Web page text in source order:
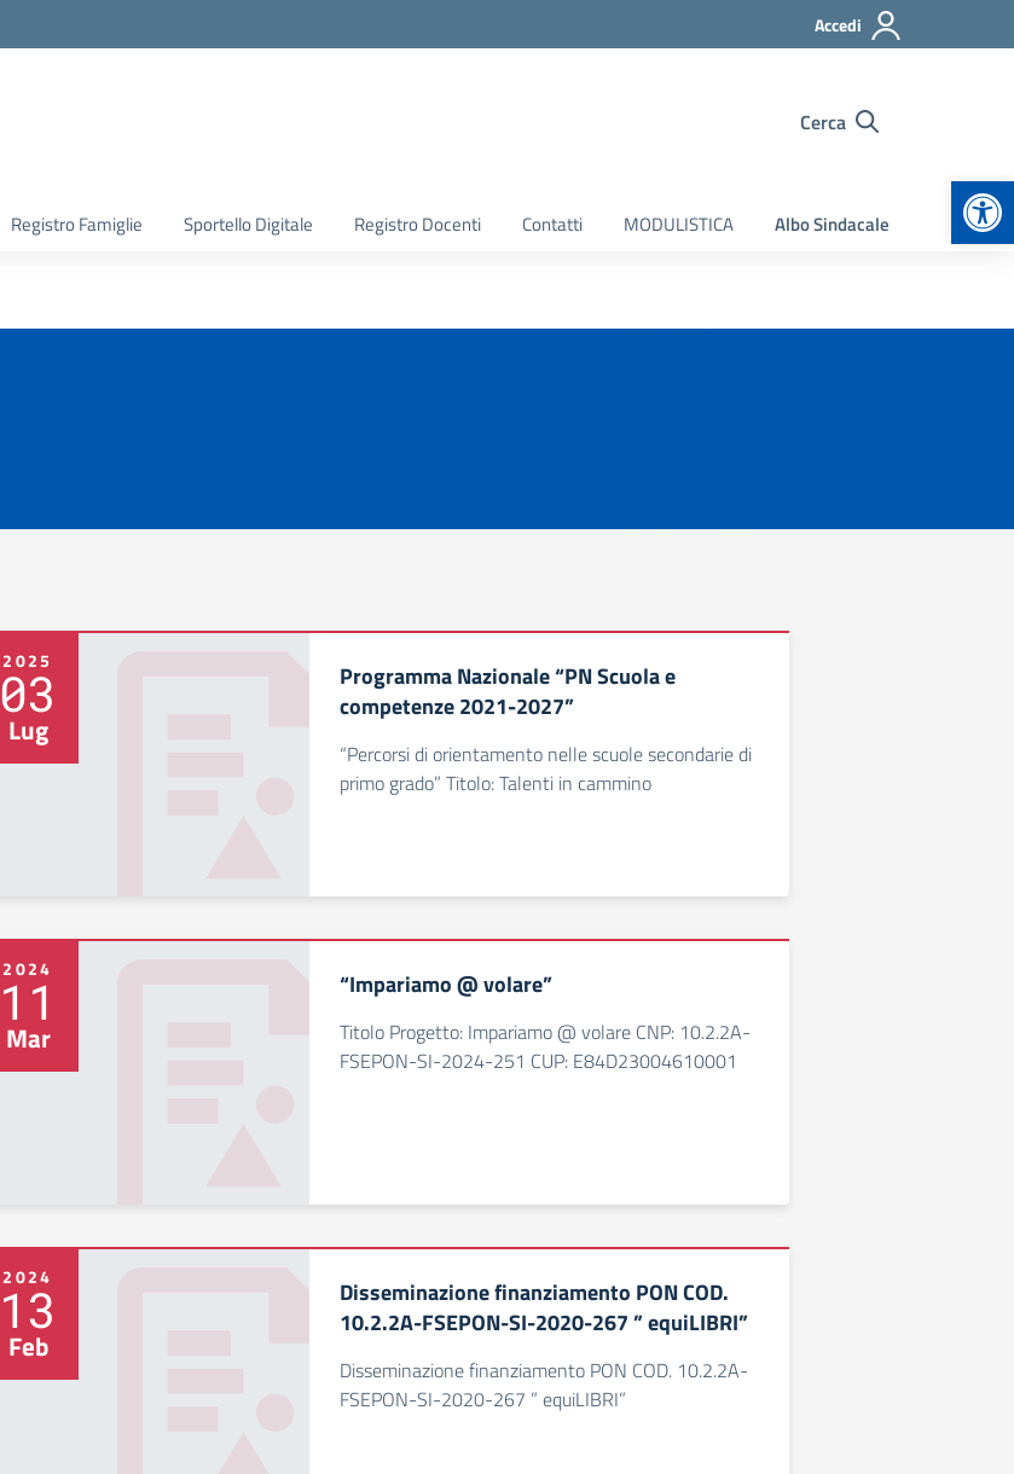
Accedi
Cerca
Registro Famiglie Sportello Digitale Registro Docenti Contatti MODULISTICA Albo Sindacale
2025
03
Lug
Programma Nazionale “PN Scuola e
competenze 2021-2027”
“Percorsi di orientamento nelle scuole secondarie di
primo grado” Titolo: Talenti in cammino
2024
11
Mar
“Impariamo @ volare”
Titolo Progetto: Impariamo @ volare CNP: 10.2.2A-
FSEPON-SI-2024-251 CUP: E84D23004610001
2024
13
Feb
Disseminazione finanziamento PON COD.
10.2.2A-FSEPON-SI-2020-267 ” equiLIBRI”
Disseminazione finanziamento PON COD. 10.2.2A-
FSEPON-SI-2020-267 ” equiLIBRI”